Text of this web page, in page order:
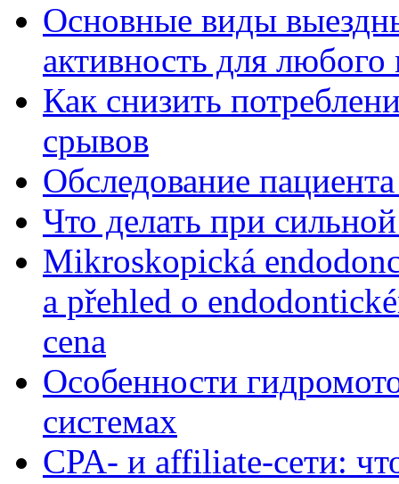
Основные виды
активность для
Как снизить
срывов
Обследование
Что делать при
Mikroskopická
a přehled o
cena
Особенности
системах
CPA- и affiliate-сети: